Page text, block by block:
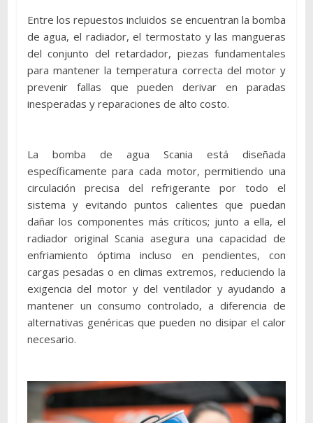
Entre los repuestos incluidos se encuentran la bomba
de agua, el radiador, el termostato y las mangueras
del conjunto del retardador, piezas fundamentales
para mantener la temperatura correcta del motor y
prevenir fallas que pueden derivar en paradas
inesperadas y reparaciones de alto costo.
La bomba de agua Scania está diseñada
específicamente para cada motor, permitiendo una
circulación precisa del refrigerante por todo el
sistema y evitando puntos calientes que puedan
dañar los componentes más críticos; junto a ella, el
radiador original Scania asegura una capacidad de
enfriamiento óptima incluso en pendientes, con
cargas pesadas o en climas extremos, reduciendo la
exigencia del motor y del ventilador y ayudando a
mantener un consumo controlado, a diferencia de
alternativas genéricas que pueden no disipar el calor
necesario.